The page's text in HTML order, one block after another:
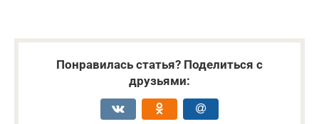
Понравилась статья? Поделиться с
друзьями: